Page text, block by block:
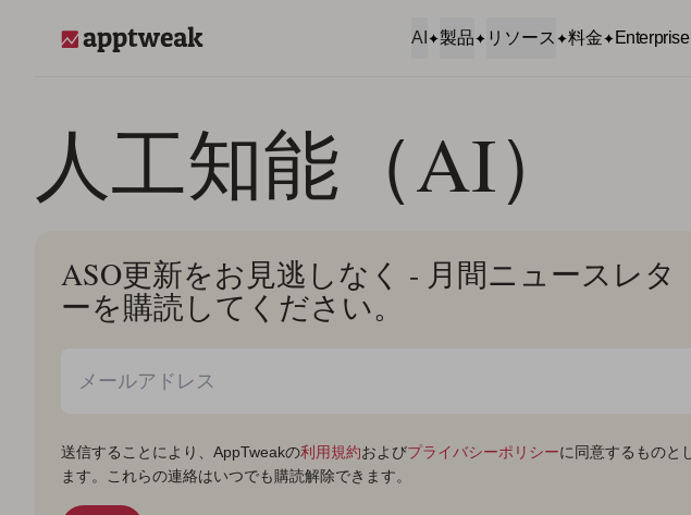
AI 製品 リソース 料金 Enterprise
人工知能（AI）
ASO更新をお見逃しなく - 月間ニュースレタ
ーを購読してください。
送信することにより、AppTweakの利用規約およびプライバシーポリシーに同意するものと
ます。これらの連絡はいつでも購読解除できます。